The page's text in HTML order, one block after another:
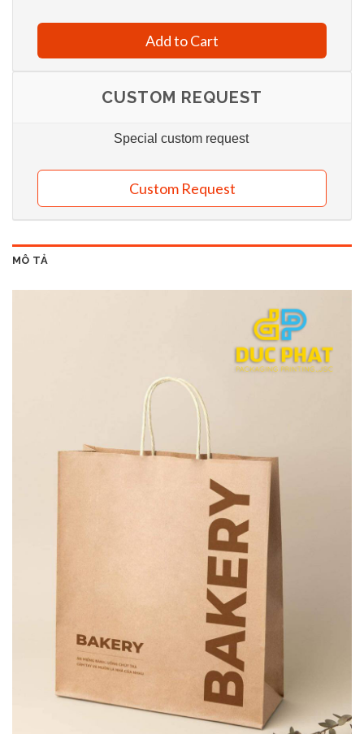
Add to Cart
CUSTOM REQUEST
Special custom request
Custom Request
MÔ TẢ